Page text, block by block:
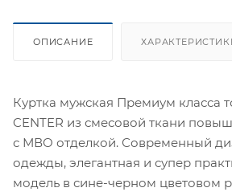
ОПИСАНИЕ
Куртка мужская Премиум класса
CENTER из смесовой ткани
с МВО отделкой. Современный
одежды, элегантная и супер
модель в сине-черном цветовом